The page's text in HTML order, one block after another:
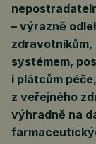
– výrazně
systémem,
i plátcům
z veřejného
výhradně na